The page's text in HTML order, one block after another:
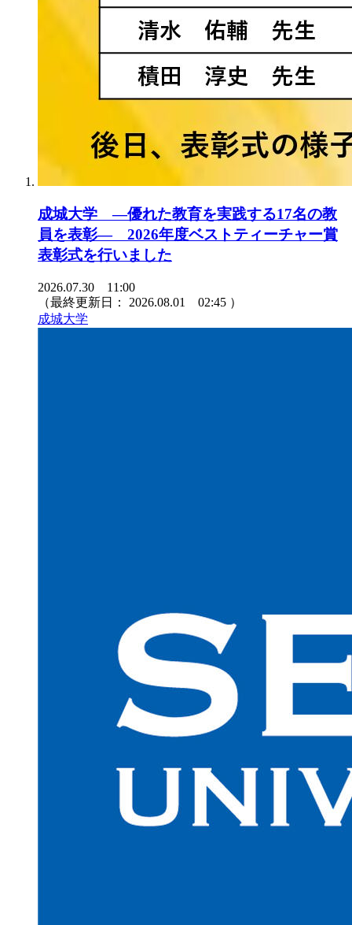
成城大学 ―優れた教育を実践する17名の教
員を表彰― 2026年度ベストティーチャー賞
表彰式を行いました
2026.07.30 11:00
（最終更新日： 2026.08.01 02:45 ）
成城大学